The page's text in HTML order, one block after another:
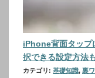
iPhone背面タップ
択できる設定方法
カテゴリ: 基礎知識, 裏